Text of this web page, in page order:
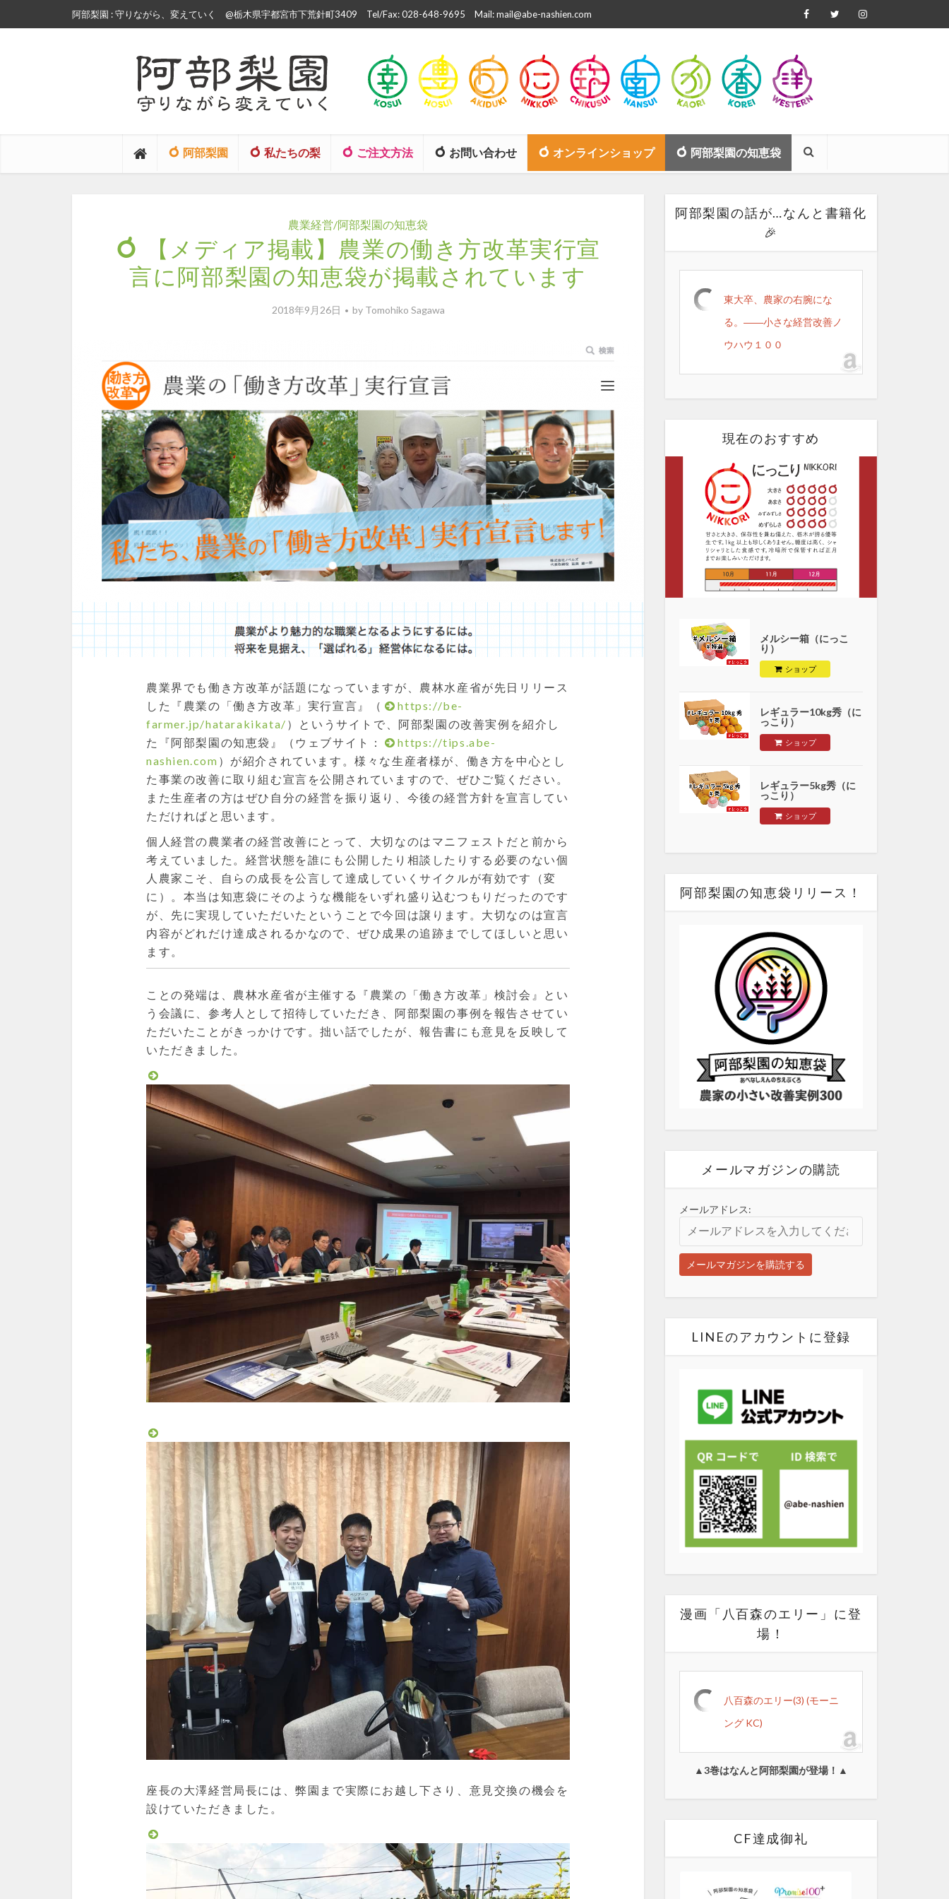
阿部梨園 : 守りながら、変えていく @栃木県宇都宮市下荒針町3409 Tel/Fax: 028-648-9695 Mail: mail@abe-nashien.com
阿部梨園 私たちの梨 ご注文方法 お問い合わせ オンラインショップ 阿部梨園の知恵袋
農業経営/阿部梨園の知恵袋
【メディア掲載】農業の働き方改革実行宣
言に阿部梨園の知恵袋が掲載されています
2018年9月26日 by Tomohiko Sagawa
農業界でも働き方改革が話題になっていますが、農林水産省が先日リリース
した『農業の「働き方改革」実行宣言』（
https://be-
farmer.jp/hatarakikata/ ）というサイトで、阿部梨園の改善実例を紹介し
た『阿部梨園の知恵袋』（ウェブサイト：
https://tips.abe-
nashien.com ）が紹介されています。様々な生産者様が、働き方を中心とし
た事業の改善に取り組む宣言を公開されていますので、ぜひご覧ください。
また生産者の方はぜひ自分の経営を振り返り、今後の経営方針を宣言してい
ただければと思います。
個人経営の農業者の経営改善にとって、大切なのはマニフェストだと前から
考えていました。経営状態を誰にも公開したり相談したりする必要のない個
人農家こそ、自らの成長を公言して達成していくサイクルが有効です（変
に）。本当は知恵袋にそのような機能をいずれ盛り込むつもりだったのです
が、先に実現していただいたということで今回は譲ります。大切なのは宣言
内容がどれだけ達成されるかなので、ぜひ成果の追跡までしてほしいと思い
ます。
ことの発端は、農林水産省が主催する『農業の「働き方改革」検討会』とい
う会議に、参考人として招待していただき、阿部梨園の事例を報告させてい
ただいたことがきっかけです。拙い話でしたが、報告書にも意見を反映して
いただきました。
座長の大澤経営局長には、弊園まで実際にお越し下さり、意見交換の機会を
設けていただきました。
阿部梨園の話が…なんと書籍化
🎉
東大卒、農家の右腕にな
る。――小さな経営改善ノ
ウハウ１００
現在のおすすめ
メルシー箱（にっこ
り）
ショップ
レギュラー10kg秀（に
っこり）
ショップ
レギュラー5kg秀（に
っこり）
ショップ
阿部梨園の知恵袋リリース！
メールマガジンの購読
メールアドレス:
LINEのアカウントに登録
漫画「八百森のエリー」に登
場！
八百森のエリー(3) (モーニ
ング KC)
▲3巻はなんと阿部梨園が登場！▲
CF達成御礼